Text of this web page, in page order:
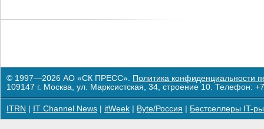
© 1997—2026 АО «СК ПРЕСС». Политика конфиденциальности
109147 г. Москва, ул. Марксистская, 34, строение 10. Телефон:
ITRN IT Channel News itWeek Byte/Россия Бестселлеры IT-